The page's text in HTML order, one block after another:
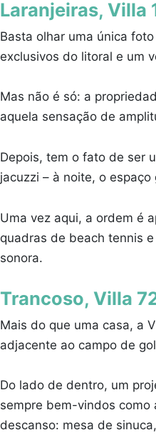
Laranjeiras, Villa
Basta olhar uma única
exclusivos do litoral e um
Mas não é só: a
aquela sensação de
Depois, tem o fato de ser
jacuzzi – à noite, o
Uma vez aqui, a ordem é
quadras de beach tennis
sonora.
Trancoso, Villa
Mais do que uma casa, a
adjacente ao campo de
Do lado de dentro, um
sempre bem-vindos como
descanso: mesa de